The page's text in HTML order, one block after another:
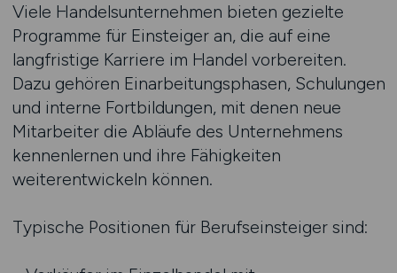
Viele Handelsunternehmen bieten gezielte
Programme für Einsteiger an, die auf eine
langfristige Karriere im Handel vorbereiten.
Dazu gehören Einarbeitungsphasen, Schulungen
und interne Fortbildungen, mit denen neue
Mitarbeiter die Abläufe des Unternehmens
kennenlernen und ihre Fähigkeiten
weiterentwickeln können.
Typische Positionen für Berufseinsteiger sind: